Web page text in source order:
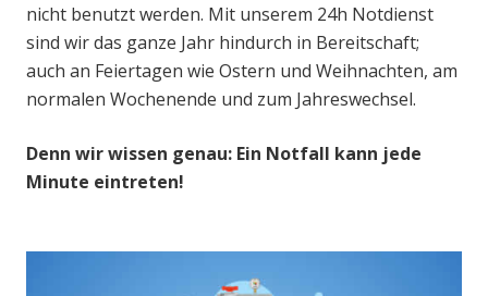
nicht benutzt werden. Mit unserem 24h Notdienst
sind wir das ganze Jahr hindurch in Bereitschaft;
auch an Feiertagen wie Ostern und Weihnachten, am
normalen Wochenende und zum Jahreswechsel.
Denn wir wissen genau: Ein Notfall kann jede
Minute eintreten!